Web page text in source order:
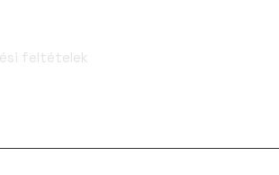
feltételek